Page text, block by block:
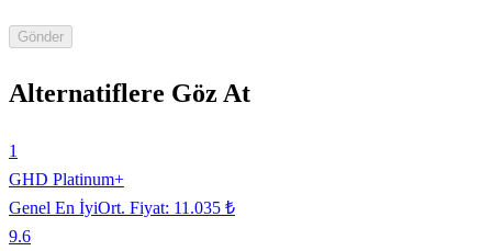
Gönder
Alternatiflere Göz At
1
GHD Platinum+
Genel En İyiOrt. Fiyat: 11.035 ₺
9.6